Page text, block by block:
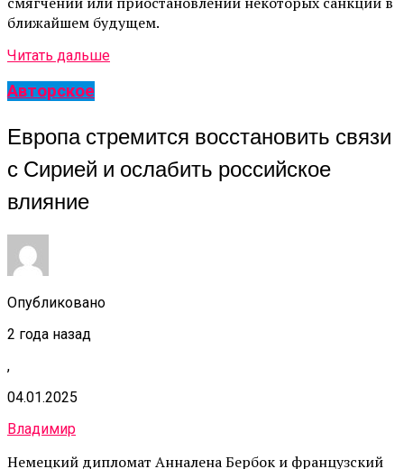
ближайшем будущем.
Читать дальше
Авторское
Европа стремится восстановить связи
с Сирией и ослабить российское
влияние
Опубликовано
2 года назад
,
04.01.2025
Владимир
Немецкий дипломат Анналена Бербок и французский